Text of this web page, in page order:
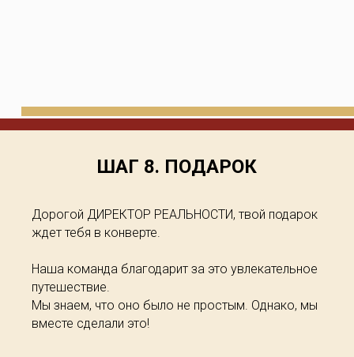
ШАГ 8. ПОДАРОК
Дорогой ДИРЕКТОР РЕАЛЬНОСТИ, твой подарок
ждет тебя в конверте.
Наша команда благодарит за это увлекательное
путешествие.
Мы знаем, что оно было не простым. Однако, мы
вместе сделали это!